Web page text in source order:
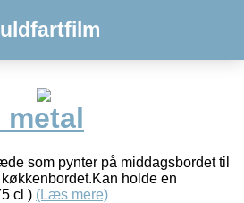
som pynter på middagsbordet til
holde en
cl ) (Læs mere)